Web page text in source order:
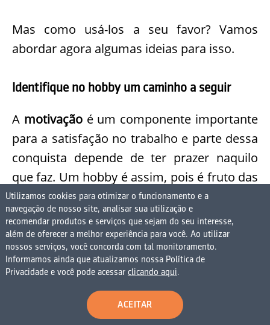
Mas como usá-los a seu favor? Vamos
abordar agora algumas ideias para isso.
Identifique no hobby um caminho a seguir
A motivação é um componente importante
para a satisfação no trabalho e parte dessa
conquista depende de ter prazer naquilo
que faz. Um hobby é assim, pois é fruto das
suas preferências e interesses.
Será que isso não representa uma dica
sobre o caminho profissional a seguir?
Imagine que você sempre se imaginou
como um engenheiro, mas descobriu na
Utilizamos cookies para otimizar o funcionamento e a
navegação de nosso site, analisar sua utilização e
recomendar produtos e serviços que sejam do seu interesse,
além de oferecer a melhor experiência para você. Ao utilizar
nossos serviços, você concorda com tal monitoramento.
Informamos ainda que atualizamos nossa Política de
Privacidade e você pode acessar clicando aqui.
ACEITAR